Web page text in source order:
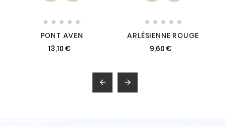
    
PONT AVEN
13,10 €
    
ARLÉSIENNE ROUGE
9,60 €
 